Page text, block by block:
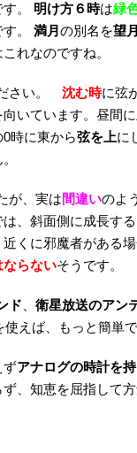
。 明け方６時は緑
。 満月 の別名を望月
れなのですね。
さい。 沈む時に弦
向いています。昼間
0時に東から弦を上に
が、実は間違いのよ
、斜面側に成長す
くに邪魔者がある
ならないそうです。
ド 衛星放送のアン
使えば、もっと簡単で
ずアナログの時計を
、知恵を屈指して方